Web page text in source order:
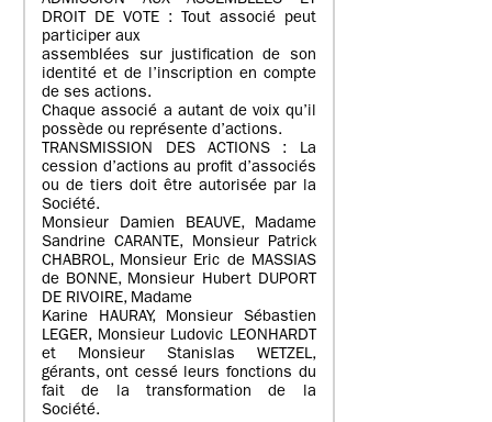
DROIT DE VOTE : Tout associé peut
participer aux
assemblées sur justification de son
identité et de l’inscription en compte
de ses actions.
Chaque associé a autant de voix qu’il
possède ou représente d’actions.
TRANSMISSION DES ACTIONS : La
cession d’actions au profit d’associés
ou de tiers doit être autorisée par la
Société.
Monsieur Damien BEAUVE, Madame
Sandrine CARANTE, Monsieur Patrick
CHABROL, Monsieur Eric de MASSIAS
de BONNE, Monsieur Hubert DUPORT
DE RIVOIRE, Madame
Karine HAURAY, Monsieur Sébastien
LEGER, Monsieur Ludovic LEONHARDT
et Monsieur Stanislas WETZEL,
gérants, ont cessé leurs fonctions du
fait de la transformation de la
Société.